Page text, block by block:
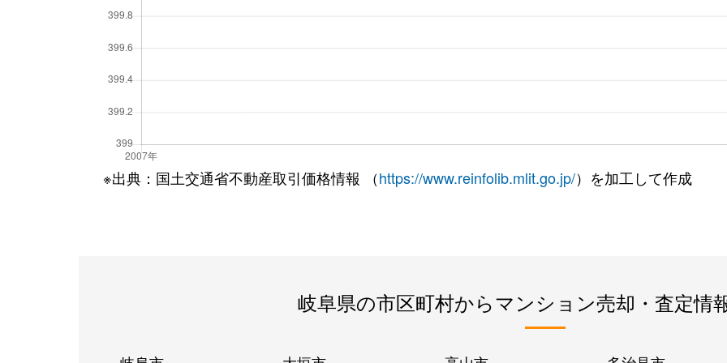
※出典：国土交通省不動産取引価格情報 （https://www.reinfolib.mlit.go.jp/）を加工して作成
岐阜県の市区町村からマンション売却・査定情